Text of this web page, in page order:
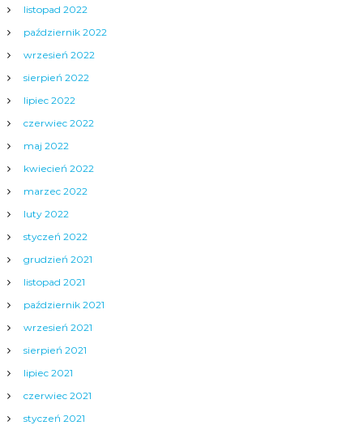
listopad 2022
październik 2022
wrzesień 2022
sierpień 2022
lipiec 2022
czerwiec 2022
maj 2022
kwiecień 2022
marzec 2022
luty 2022
styczeń 2022
grudzień 2021
listopad 2021
październik 2021
wrzesień 2021
sierpień 2021
lipiec 2021
czerwiec 2021
styczeń 2021